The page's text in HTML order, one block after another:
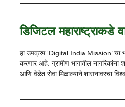
डिजिटल महाराष्ट्राकडे
हा उपक्रम ‘Digital India Mission’ चा
करणार आहे. ग्रामीण भागातील नागरिकांना
आणि वेळेत सेवा मिळाल्याने शासनावरचा